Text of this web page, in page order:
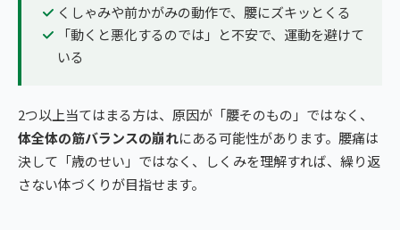
くしゃみや前かがみの動作で、腰にズキッとくる
「動くと悪化するのでは」と不安で、運動を避けて
いる
2つ以上当てはまる方は、原因が「腰そのもの」ではなく、
体全体の筋バランスの崩れにある可能性があります。腰痛は
決して「歳のせい」ではなく、しくみを理解すれば、繰り返
さない体づくりが目指せます。